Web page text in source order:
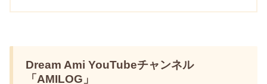
Dream Ami YouTubeチャンネル
「AMILOG」